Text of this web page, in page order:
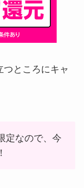
ところにキャ
定なので、今